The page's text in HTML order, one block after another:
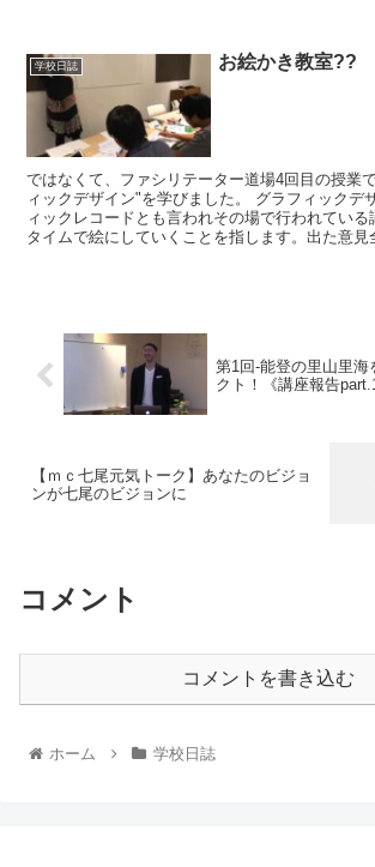
学校日誌 お絵かき教室??
ではなくて、ファシリテーター道場4回目の授業
ィックデザイン"を学びました。 グラフィックデ
ィックレコードとも言われその場で行われてい
タイムで絵にしていくことを指します。出た意見
第1回-能登の里山里海
クト！《講座報告
【ｍｃ七尾元気トーク】あなたのビジョ
ンが七尾のビジョンに
コメント
コメントを書き込む
ホーム 学校日誌